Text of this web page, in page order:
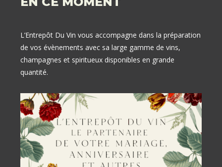
L’Entrepôt Du Vin vous accompagne dans la préparation
de vos évènements avec sa large gamme de vins,
champagnes et spiritueux disponibles en grande
quantité.